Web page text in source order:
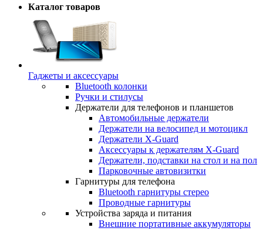
Каталог товаров
Гаджеты и аксессуары
Bluetooth колонки
Ручки и стилусы
Держатели для телефонов и планшетов
Автомобильные держатели
Держатели на велосипед и мотоцикл
Держатели X-Guard
Аксессуары к держателям X-Guard
Держатели, подставки на стол и на пол
Парковочные автовизитки
Гарнитуры для телефона
Bluetooth гарнитуры стерео
Проводные гарнитуры
Устройства заряда и питания
Внешние портативные аккумуляторы